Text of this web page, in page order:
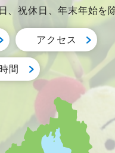
、祝休日、年末年始を
アクセス
間